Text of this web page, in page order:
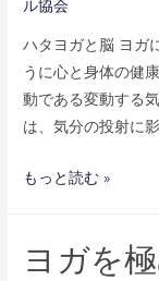
ル協会
ハタヨガと脳 ヨガ
うに心と身体の健
動である変動する
は、気分の投射に
ヨ
極
もっと読む »
ヨガを